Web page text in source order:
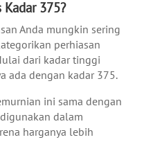
Kadar 375?
Anda mungkin sering
perhiasan
dari kadar tinggi
ada dengan kadar 375.
ini sama dengan
dalam
harganya lebih